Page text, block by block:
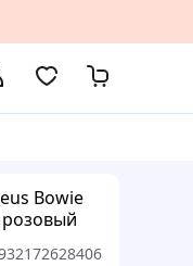
Bowie
розовый